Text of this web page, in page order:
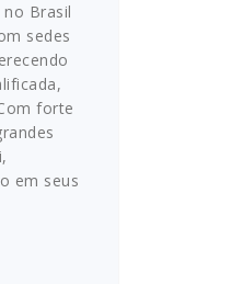
Brasil
sedes
forte
em seus